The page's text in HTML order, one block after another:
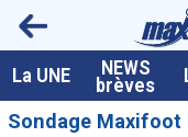
La UNE NEWS
brèves
Sondage Maxifoot
A la UNE
Dernières brèves